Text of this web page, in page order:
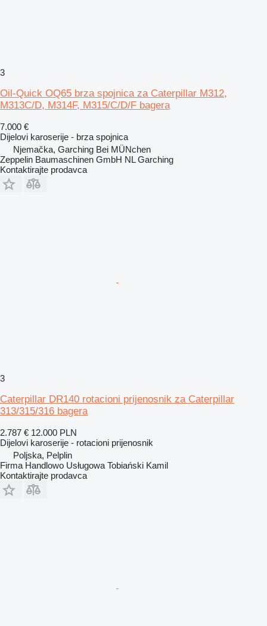
3
Oil-Quick OQ65 brza spojnica za Caterpillar M312,
M313C/D, M314F, M315/C/D/F bagera
7.000 €
Dijelovi karoserije - brza spojnica
Njemačka, Garching Bei MÜNchen
Zeppelin Baumaschinen GmbH NL Garching
Kontaktirajte prodavca
3
Caterpillar DR140 rotacioni prijenosnik za Caterpillar
313/315/316 bagera
2.787 € 12.000 PLN
Dijelovi karoserije - rotacioni prijenosnik
Poljska, Pelplin
Firma Handlowo Usługowa Tobiański Kamil
Kontaktirajte prodavca